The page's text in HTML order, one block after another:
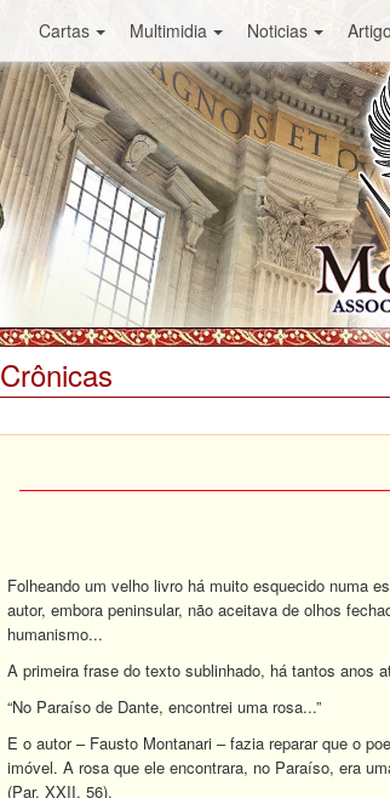
Cartas Multimidia Noticias
Crônicas
Folheando um velho livro há muito esquecido numa
autor, embora peninsular, não aceitava de olhos
humanismo...
A primeira frase do texto sublinhado, há tantos anos
“No Paraíso de Dante, encontrei uma rosa...”
E o autor – Fausto Montanari – fazia reparar que o
imóvel. A rosa que ele encontrara, no Paraíso, era
(Par. XXII, 56).